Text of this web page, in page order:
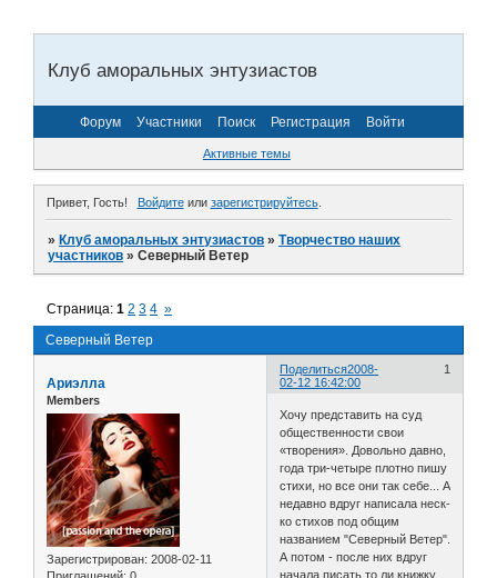
Клуб аморальных энтузиастов
Форум Участники Поиск Регистрация Войти
Активные темы
Привет, Гость! Войдитеили зарегистрируйтесь.
»Клуб аморальных энтузиастов »Творчество наших
участников »Северный Ветер
Северный Ветер
Страница:1 2 3 4 »
Поделиться 1
2008-
02-12 16:42:00
Ариэлла
Members
Зарегистрирован: 2008-02-11
Хочу представить на суд
общественности свои
«творения». Довольно давно,
года три-четыре плотно пишу
стихи, но все они так себе... А
недавно вдруг написала неск-
ко стихов под общим
названием "Северный Ветер".
А потом - после них вдруг
начала писать то ли книжку,